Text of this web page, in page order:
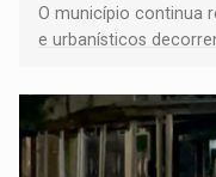
O município continua
e urbanísticos